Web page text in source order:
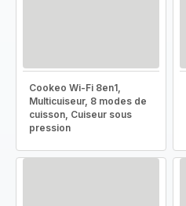
Cookeo Wi-Fi 8en1,
Multicuiseur, 8 modes de
cuisson, Cuiseur sous
pression